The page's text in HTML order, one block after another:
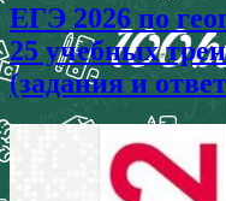
ЕГЭ 2026 по
25 учебных
(задания и